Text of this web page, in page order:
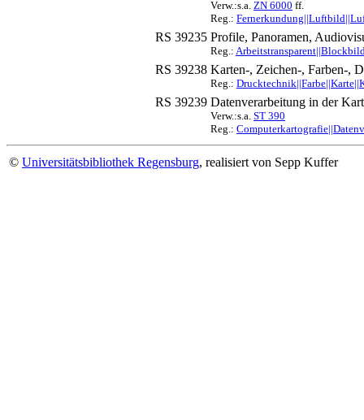
Verw.:s.a. ZN 6000 ff.
Reg.:
RS 39235 Profile, Panoramen,
Reg.:
RS 39238 Karten-, Zeichen-, Farben-,
Reg.:
RS 39239 Datenverarbeitung in der
Verw.:s.a. ST 390
Reg.:
© Universitätsbibliothek Regensburg, realisiert von Sepp Kuffer